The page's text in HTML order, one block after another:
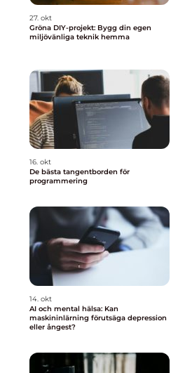
27. okt
Gröna DIY-projekt: Bygg din egen
miljövänliga teknik hemma
16. okt
De bästa tangentborden för
programmering
14. okt
AI och mental hälsa: Kan
maskininlärning förutsäga depression
eller ångest?